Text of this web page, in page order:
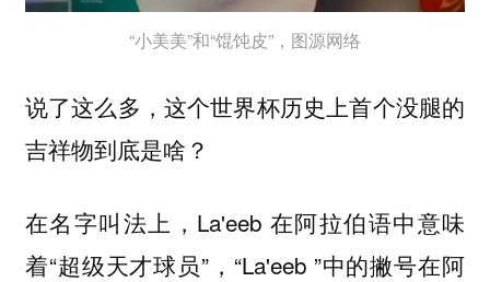
“小美美”和“馄饨皮”，图源网络
说了这么多，这个世界杯历史上首个没腿的
吉祥物到底是啥？
在名字叫法上，La'eeb 在阿拉伯语中意味
着“超级天才球员”，“La'eeb ”中的撇号在阿